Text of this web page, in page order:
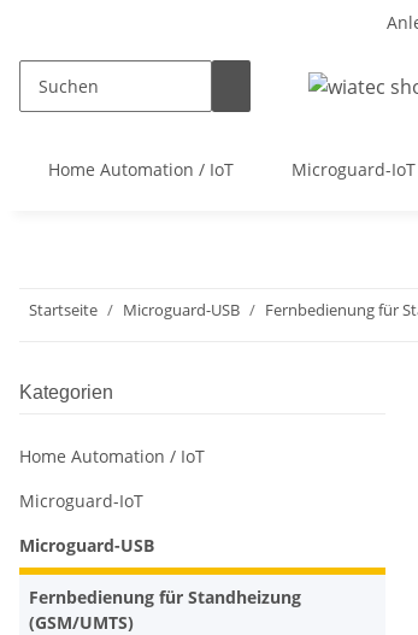
Home Automation / IoT Microguard-IoT
Startseite Microguard-USB Fernbedienung für
Kategorien
Home Automation / IoT
Microguard-IoT
Microguard-USB
Fernbedienung für Standheizung
(GSM/UMTS)